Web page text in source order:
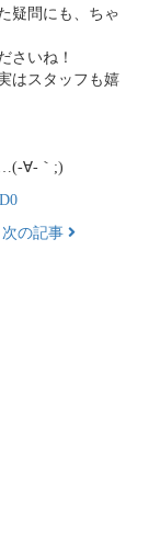
疑問にも、ちゃ
さいね！
はスタッフも嬉
∀-｀;)
次の記事